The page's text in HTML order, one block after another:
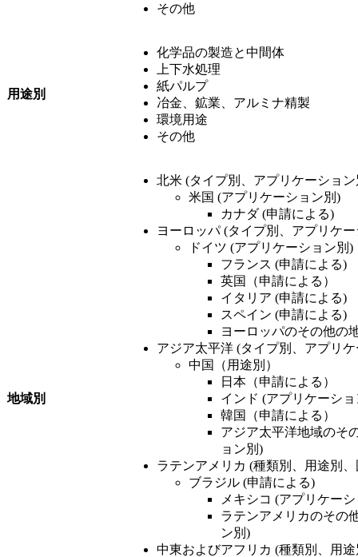
その他
用途別
化学品の製造と中間体
上下水処理
紙パルプ
冶金、鉱業、アルミナ精製
環境用途
その他
地域別
北米 (タイプ別、アプリケーショ
米国 (アプリケーション別)
カナダ (申請による)
ヨーロッパ (タイプ別、アプリケ
ドイツ (アプリケーション別)
フランス (申請による)
英国（申請による）
イタリア (申請による)
スペイン (申請による)
ヨーロッパのその他の
アジア太平洋 (タイプ別、アプリ
中国（用途別）
日本（申請による）
インド (アプリケーシ
韓国（申請による）
アジア太平洋地域のそ
ョン別)
ラテンアメリカ (種類別、用途別
ブラジル (申請による)
メキシコ (アプリケー
ラテンアメリカのその
ン別)
中東およびアフリカ (種類別、用